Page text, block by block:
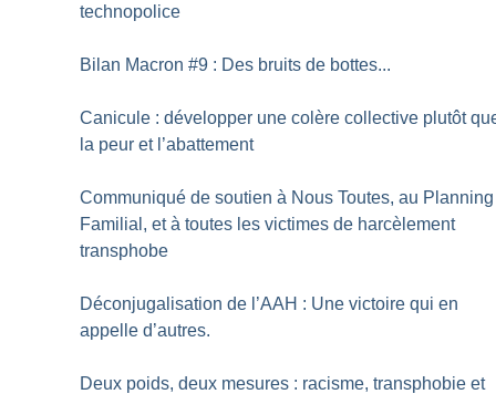
technopolice
Bilan Macron #9 : Des bruits de bottes...
Canicule : développer une colère collective plutôt
la peur et l’abattement
Communiqué de soutien à Nous Toutes, au Planning
Familial, et à toutes les victimes de harcèlement
transphobe
Déconjugalisation de l’AAH : Une victoire qui en
appelle d’autres.
Deux poids, deux mesures : racisme, transphobie et